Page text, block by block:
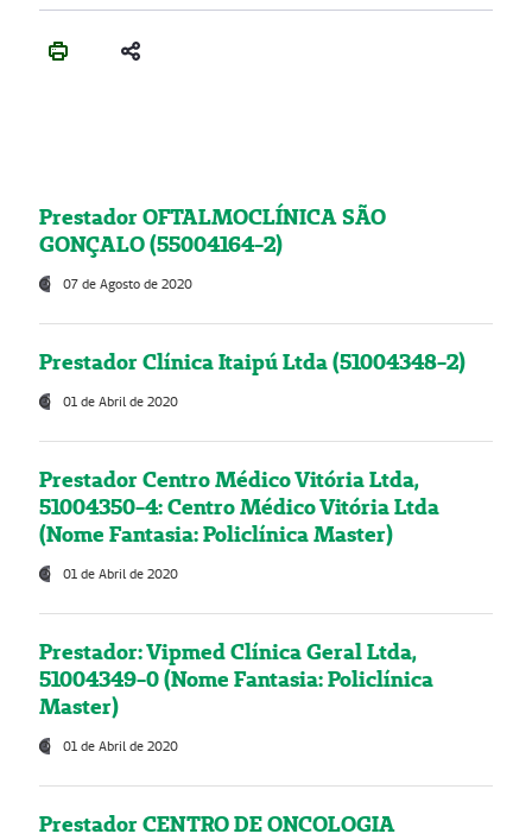
Prestador OFTALMOCLÍNICA SÃO
GONÇALO (55004164-2)
07 de Agosto de 2020
Prestador Clínica Itaipú Ltda (51004348-2)
01 de Abril de 2020
Prestador Centro Médico Vitória Ltda,
51004350-4: Centro Médico Vitória Ltda
(Nome Fantasia: Policlínica Master)
01 de Abril de 2020
Prestador: Vipmed Clínica Geral Ltda,
51004349-0 (Nome Fantasia: Policlínica
Master)
01 de Abril de 2020
Prestador CENTRO DE ONCOLOGIA